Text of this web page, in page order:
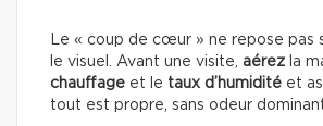
Le « coup de cœur » ne repose pas
le visuel. Avant une visite, aérez la
chauffage et le taux d’humidité et
tout est propre, sans odeur